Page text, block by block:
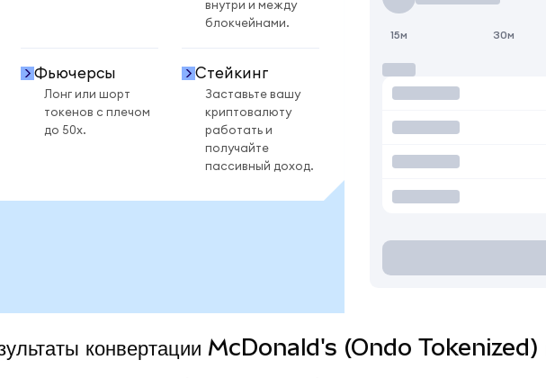
внутри и между
блокчейнами.
Фьючерсы
Лонг или шорт
токенов с плечом
до 50x.
Стейкинг
Заставьте вашу
криптовалюту
работать и
получайте
пассивный доход.
15м 30м
конвертации McDonald's (Ondo Tokenized)